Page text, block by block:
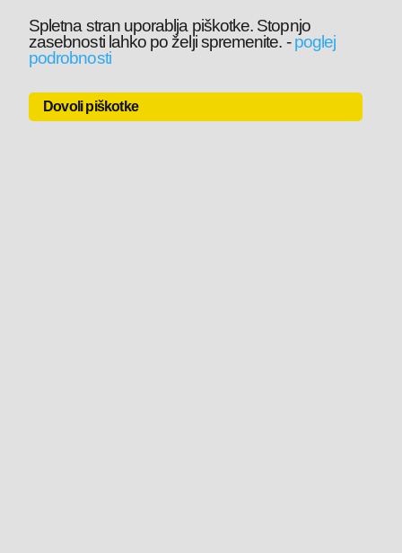
Spletna stran uporablja piškotke. Stopnjo
zasebnosti lahko po želji spremenite. -poglej
podrobnosti
Dovoli piškotke